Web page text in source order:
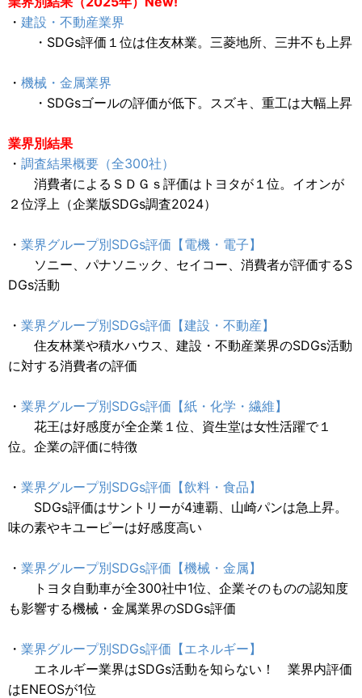
・ 建設・不動産業界
・SDGs評価１位は住友林業。三菱地所、三井不も上昇
・ 機械・金属業界
・SDGsゴールの評価が低下。スズキ、重工は大幅上昇
業界別結果
・ 調査結果概要（全300社）
消費者によるＳＤＧｓ評価はトヨタが１位。イオンが
２位浮上（企業版SDGs調査2024）
・ 業界グループ別SDGs評価【電機・電子】
ソニー、パナソニック、セイコー、消費者が評価するS
DGs活動
・ 業界グループ別SDGs評価【建設・不動産】
住友林業や積水ハウス、建設・不動産業界のSDGs活動
に対する消費者の評価
・ 業界グループ別SDGs評価【紙・化学・繊維】
花王は好感度が全企業１位、資生堂は女性活躍で１
位。企業の評価に特徴
・ 業界グループ別SDGs評価【飲料・食品】
SDGs評価はサントリーが4連覇、山崎パンは急上昇。
味の素やキユーピーは好感度高い
・ 業界グループ別SDGs評価【機械・金属】
トヨタ自動車が全300社中1位、企業そのものの認知度
も影響する機械・金属業界のSDGs評価
・ 業界グループ別SDGs評価【エネルギー】
エネルギー業界はSDGs活動を知らない！ 業界内評価
はENEOSが1位